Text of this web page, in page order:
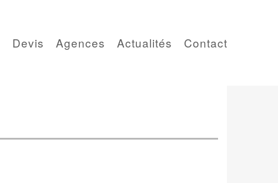
Devis Agences Actualités Contact